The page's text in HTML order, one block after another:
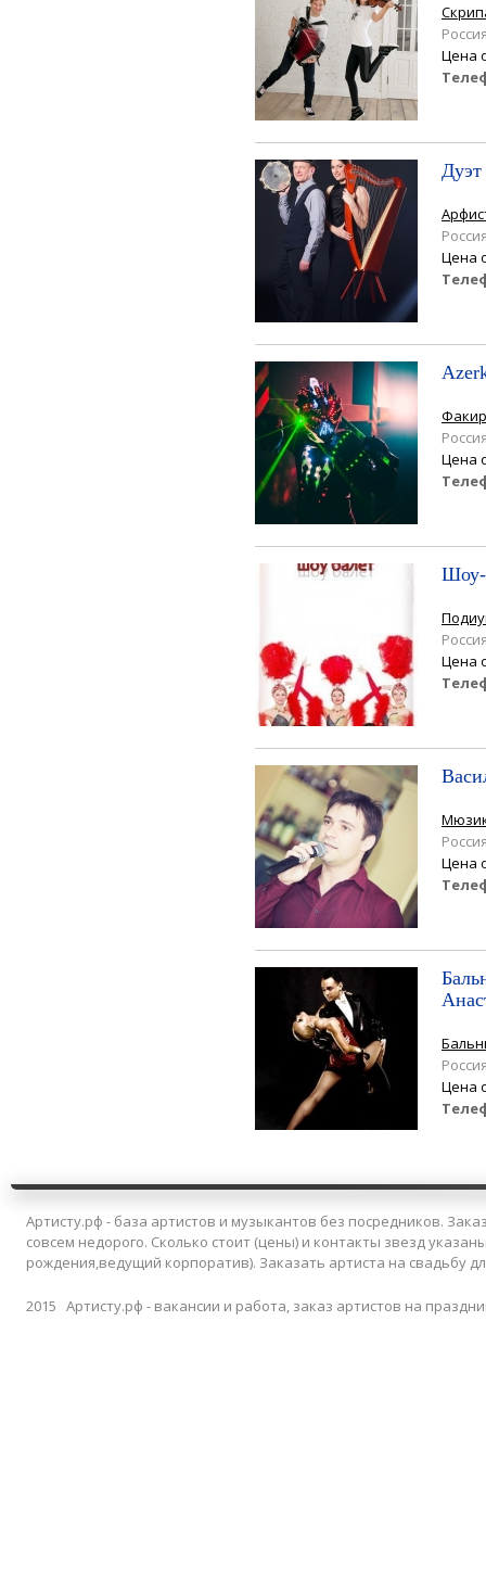
Цена
Цена
Факир
Цена
Цена
Цена
Цена
Артисту.рф - база артистов и музыкантов без посредников.
совсем недорого. Сколько стоит (цены) и контакты звезд
рождения,ведущий корпоратив). Заказать артиста на свадьбу
2015 Артисту.рф - вакансии и работа, заказ артистов на